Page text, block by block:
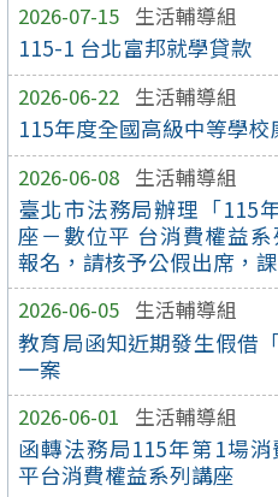
2026-07-15 生活輔導組
115-1 台北富邦就學貸款
2026-06-22 生活輔導組
115年度全國高級中等學
2026-06-08 生活輔導組
臺北市法務局辦理「115
座－數位平 台消費權益
報名，請核予公假出席，
2026-06-05 生活輔導組
教育局函知近期發生假借
一案
2026-06-01 生活輔導組
函轉法務局115年第1場
平台消費權益系列講座